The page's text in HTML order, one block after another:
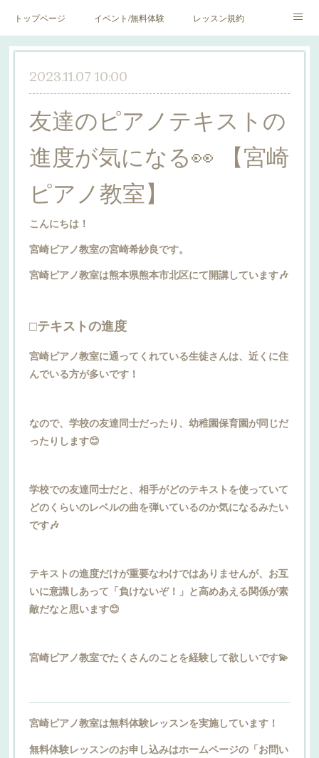
トップページ イベント/無料体験 レッスン規約
blog♪ SNS♪
2023.11.07 10:00
友達のピアノテキストの
進度が気になる👀 【宮崎
ピアノ教室】
こんにちは！
宮崎ピアノ教室の宮崎希紗良です。
宮崎ピアノ教室は熊本県熊本市北区にて開講しています🎶
□テキストの進度
宮崎ピアノ教室に通ってくれている生徒さんは、近くに住
んでいる方が多いです！
なので、学校の友達同士だったり、幼稚園保育園が同じだ
ったりします😊
学校での友達同士だと、相手がどのテキストを使っていて
どのくらいのレベルの曲を弾いているのか気になるみたい
です🎶
テキストの進度だけが重要なわけではありませんが、お互
いに意識しあって「負けないぞ！」と高めあえる関係が素
敵だなと思います😊
宮崎ピアノ教室でたくさんのことを経験して欲しいです💫
宮崎ピアノ教室は無料体験レッスンを実施しています！
無料体験レッスンのお申し込みはホームページの「お問い